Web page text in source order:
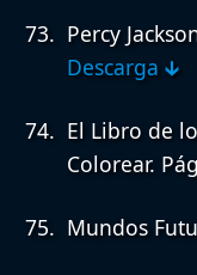
Percy
Descarga 🡳
El Libro de
Colorear.
Mundos